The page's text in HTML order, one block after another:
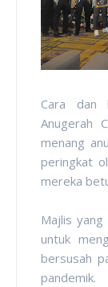
Cara dan
Anugerah
menang
peringkat
mereka
Majlis
untuk
bersusah
pandemik.